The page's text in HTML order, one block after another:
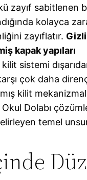
zayıf sabitlenen
kolayca
zayıflatır.
kapak yapıları
kilit sistemi
çok daha
kilit
Dolabı
temel